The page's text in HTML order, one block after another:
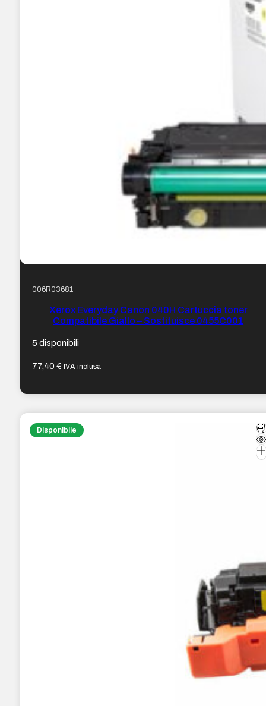
006R03681
Xerox Everyday Canon 040H Cartuccia toner
Compatibile Giallo – Sostituisce 0455C001
5 disponibili
77,40€ IVA inclusa
Disponibile